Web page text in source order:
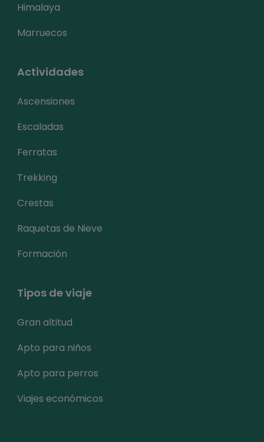
Himalaya
Marruecos
Actividades
Ascensiones
Escaladas
Ferratas
Trekking
Crestas
Raquetas de Nieve
Formación
Tipos de viaje
Gran altitud
Apto para niños
Apto para perros
Viajes económicos